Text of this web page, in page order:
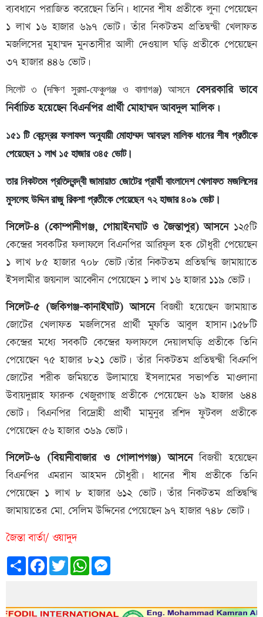
ব্যবধানে পরাজিত করেছেন তিনি। ধানের শীষ প্রতীকে লুনা পেয়েছেন
১ লাখ ১৬ হাজার ৬৯৭ ভোট। তাঁর নিকটতম প্রতিদ্বন্দ্বী খেলাফত
মজলিসের মুহাম্মদ মুনতাসীর আলী দেওয়াল ঘড়ি প্রতীকে পেয়েছেন
৩৭ হাজার ৪৪৬ ভোট।
সিলেট ৩ (দক্ষিণ সুরমা-ফেঞ্চুগঞ্জ ও বালাগঞ্জ) আসনে বেসরকারি ভাবে
নির্বাচিত হয়েছেন বিএনপির প্রার্থী মোহাম্মদ আবদুল মালিক।
১৫১ টি কেন্দ্রের ফলাফল অনুযায়ী মোহাম্মদ আবদুল মালিক ধানের শীষ প্রতীকে
পেয়েছেন ১ লাখ ১৫ হাজার ৩৪৫ ভোট।
তার নিকটতম প্রতিদ্বন্দ্বী জামায়াত জোটের প্রার্থী বাংলাদেশ খেলাফত মজলিসের
মুসলেহ উদ্দিন রাজু রিকশা প্রতীকে পেয়েছেন ৭২ হাজার ৪০৯ ভোট।
সিলেট-৪ (কোম্পানীগঞ্জ, গোয়াইনঘাট ও জৈন্তাপুর) আসনে১২৫টি
কেন্দ্রের সবকটির ফলাফলে বিএনপির আরিফুল হক চৌধুরী পেয়েছেন
১ লাখ ৮৫ হাজার ৭০৮ ভোট।তাঁর নিকটতম প্রতিদ্বন্দ্বি জামায়াতে
ইসলামীর জয়নাল আবেদীন পেয়েছেন ১ লাখ ১৬ হাজার ১১৯ ভোট।
সিলেট-৫ (জকিগঞ্জ-কানাইঘাট) আসনেবিজয়ী হয়েছেন জামায়াত
জোটের খেলাফত মজলিসের প্রার্থী মুফতি আবুল হাসান।১৫৮টি
কেন্দ্রের মধ্যে সবকটি কেন্দ্রের ফলাফলে দেয়ালঘড়ি প্রতীকে তিনি
পেয়েছেন ৭৫ হাজার ৮২১ ভোট। তাঁর নিকটতম প্রতিদ্বন্দ্বী বিএনপি
জোটের শরীক জমিয়তে উলামায়ে ইসলামের সভাপতি মাওলানা
উবায়দুল্লাহ ফারুক খেজুরগাছ প্রতীকে পেয়েছেন ৬৯ হাজার ৬৪৪
ভোট। বিএনপির বিদ্রোহী প্রার্থী মামুনুর রশিদ ফুটবল প্রতীকে
পেয়েছেন ৫৬ হাজার ৩৬৯ ভোট।
সিলেট-৬ (বিয়ানীবাজার ও গোলাপগঞ্জ) আসনেবিজয়ী হয়েছেন
বিএনপির এমরান আহমদ চৌধুরী। ধানের শীষ প্রতীকে তিনি
পেয়েছেন ১ লাখ ৮ হাজার ৬১২ ভোট। তাঁর নিকটতম প্রতিদ্বন্দ্বি
জামায়াতের মো. সেলিম উদ্দিনের পেয়েছেন ৯৭ হাজার ৭৪৮ ভোট।
জৈন্তা বার্তা/ ওয়াদুদ
Share FacebookTwitterWhatsApp